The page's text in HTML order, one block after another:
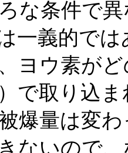
な条件で
一義的で
ヨウ素が
で取り込
爆量は変
ないので